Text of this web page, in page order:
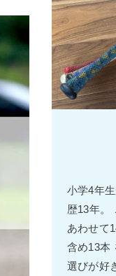
小学4年
歴13年。
あわせて
含め13本
選びが好